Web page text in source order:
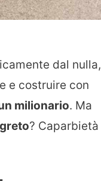
dal nulla,
e costruire con
milionario. Ma
? Caparbietà